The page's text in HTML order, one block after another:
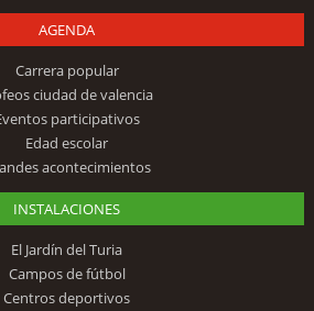
AGENDA
Carrera popular
ciudad de valencia
participativos
Edad escolar
acontecimientos
INSTALACIONES
El Jardín del Turia
Campos de fútbol
Centros deportivos